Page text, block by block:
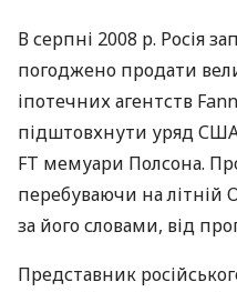
В серпні 2008 р. Росія
погоджено продати
іпотечних агентств
підштовхнути уряд США
FT мемуари Полсона.
перебуваючи на літній
за його словами, від
Представник